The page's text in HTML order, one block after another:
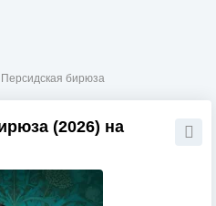
бирюза
(2026) на